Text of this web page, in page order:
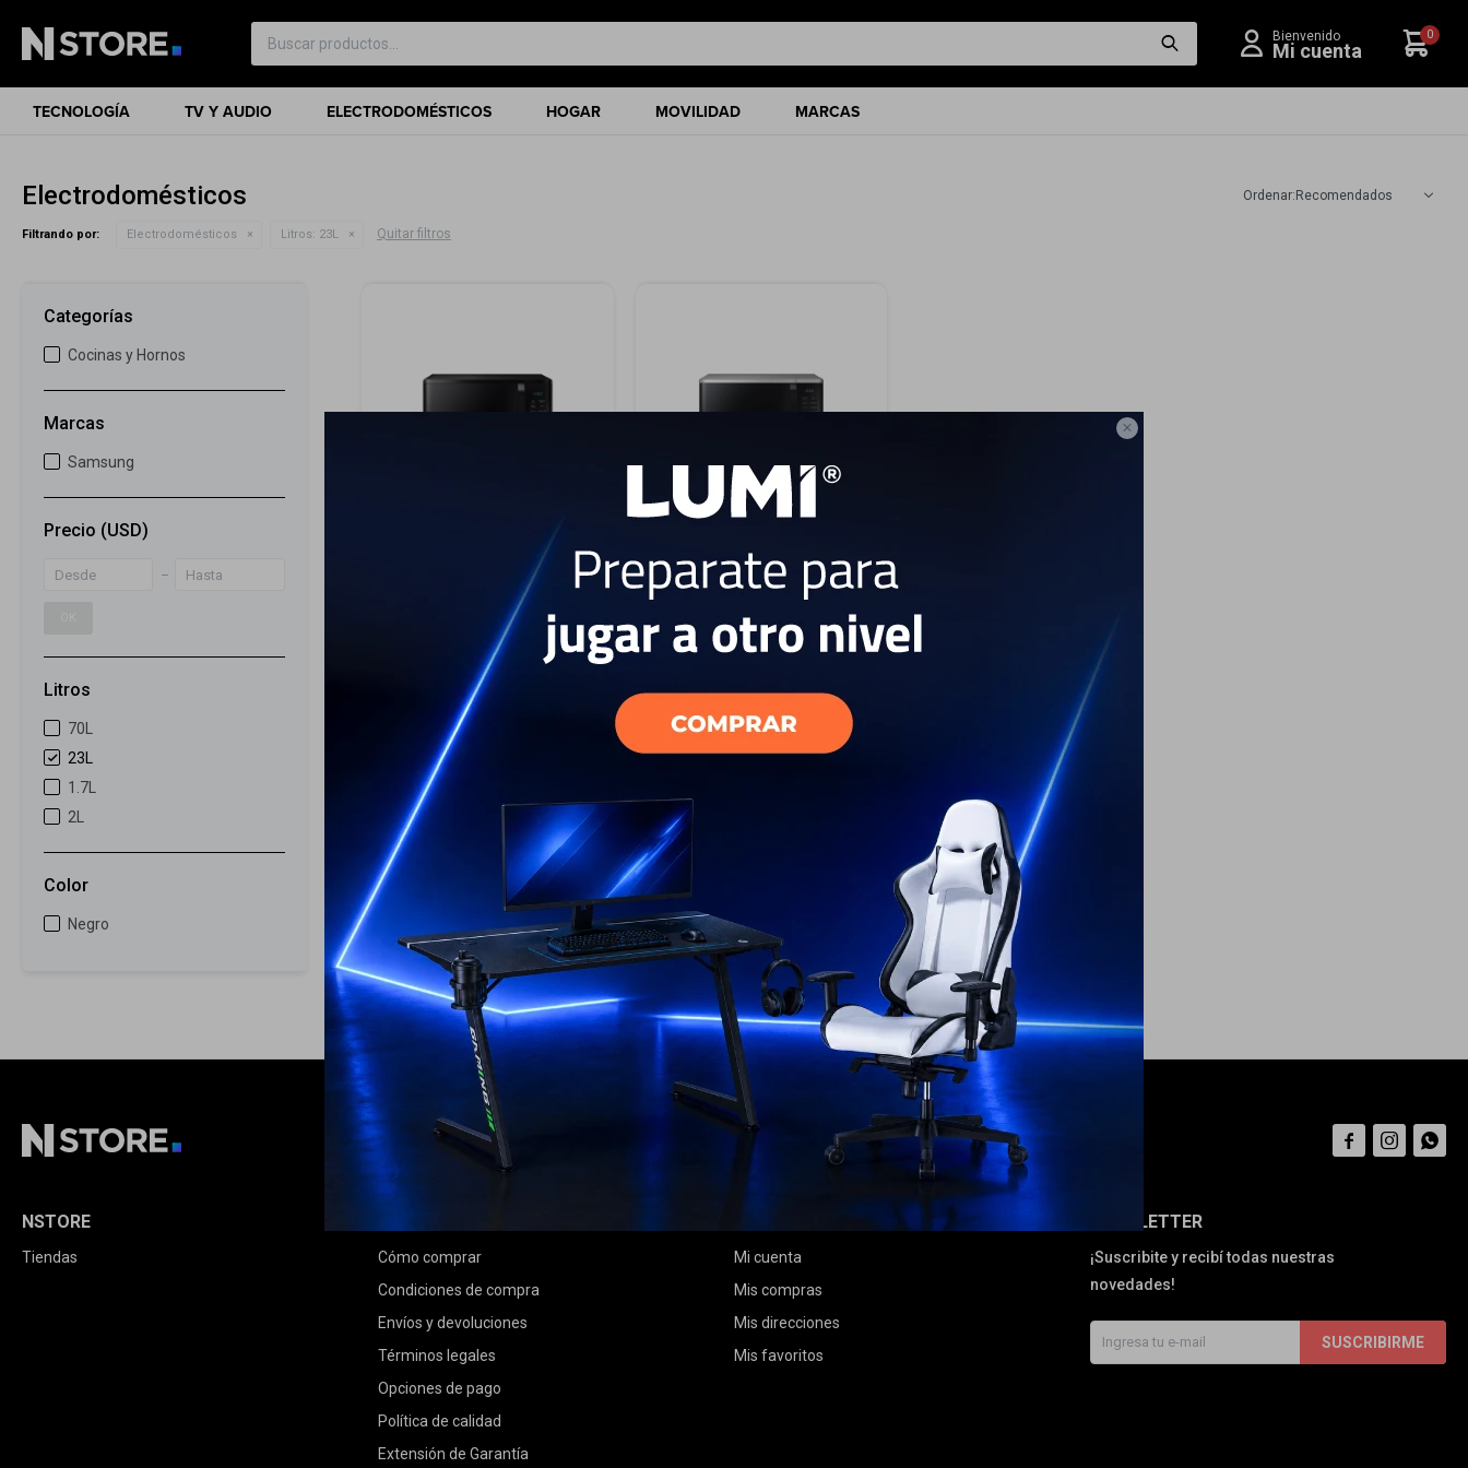

TECNOLOGÍA TV Y AUDIO ELECTRODOMÉSTICOS HOGAR MOVILIDAD MARCAS
0
Electrodomésticos Recomendados
Filtrando por: Electrodomésticos Litros: 23L Quitar filtros
Microondas 23 L con Quick
USD 170
ENVIO GRATIS
GARANTÍA: 1 AÑO
ENVÍO A TODO EL PAÍS
26
USD 219 USD 197
Categorías
Cocinas y Hornos
Marcas
Samsung
Precio (USD)
Litros
70L
23L
1.7L
2L
Color
Negro
NEWSLETTER
¡Suscribite y recibí todas nuestras
novedades!
SUSCRIBIRME
NSTORE
Tiendas
Cómo comprar
Condiciones de compra
Envíos y devoluciones
Términos legales
Opciones de pago
Política de calidad
Extensión de Garantía
Mi cuenta
Mis compras
Mis direcciones
Mis favoritos
  